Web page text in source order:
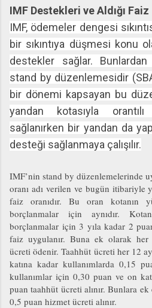
IMF Destekleri ve Aldığı Faiz
IMF, ödemeler dengesi
bir sıkıntıya düşmesi konu
destekler sağlar. Bunlardan
stand by düzenlemesidir
bir dönemi kapsayan bu
yandan kotasıyla
sağlanırken bir yandan da
desteği sağlanmaya çalışılır.
IMF’nin stand by düzenlemelerinde
oranı adı verilen ve bugün itibariyle
faiz oranıdır. Bu oran kotanın
borçlanmalar için aynıdır.
borçlanmalar için 3 yıla kadar 2
faiz uygulanır. Buna ek olarak
ücreti ödenir. Taahhüt ücreti her 12
katına kadar kullanımlarda 0,15
kullanımlar için 0,30 puan ve on
puan taahhüt ücreti alınır. Bunlara
0,5 puan hizmet ücreti alınır.